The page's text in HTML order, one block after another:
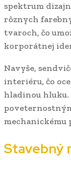
spektrum
rôznych
tvaroch, čo
korporátnej
Navyše,
interiéru, čo
hladinou
mechanickému
Stavebný